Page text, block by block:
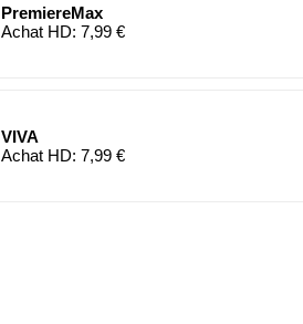
PremiereMax
Achat HD: 7,99 €
VIVA
Achat HD: 7,99 €